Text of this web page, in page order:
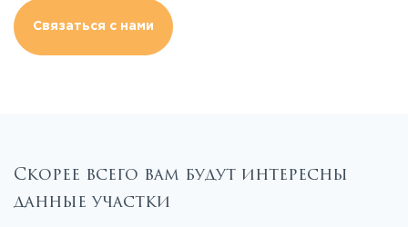
Связаться с нами
Скорее всего вам будут интересны
данные участки